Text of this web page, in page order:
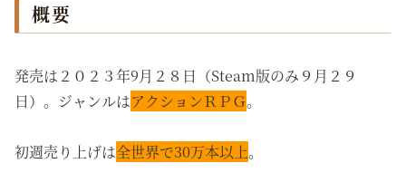
概要
発売は２０２３年9月２８日（Steam版のみ９月２９
日）。 ジャンルはアクションＲＰＧ。
初週売り上げは全世界で30万本以上。